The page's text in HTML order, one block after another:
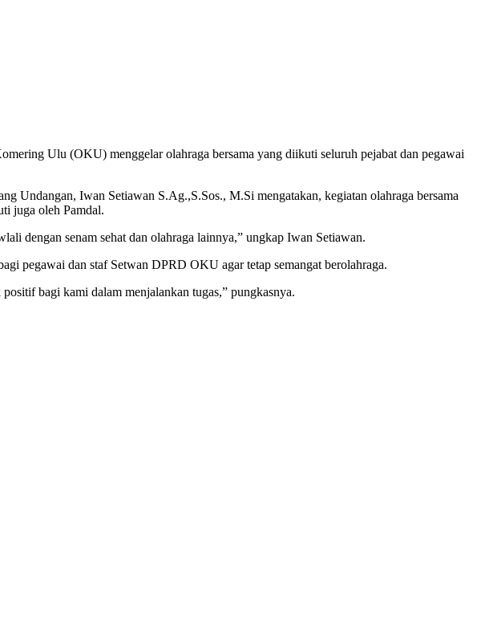
Ulu (OKU) menggelar olahraga bersama yang diikuti seluruh pejabat dan pegawai
Undangan, Iwan Setiawan S.Ag.,S.Sos., M.Si mengatakan, kegiatan olahraga bersama
juga oleh Pamdal.
dengan senam sehat dan olahraga lainnya,” ungkap Iwan Setiawan.
pegawai dan staf Setwan DPRD OKU agar tetap semangat berolahraga.
bagi kami dalam menjalankan tugas,” pungkasnya.